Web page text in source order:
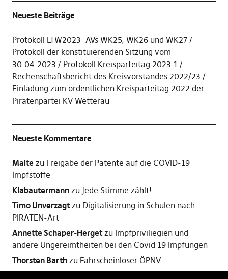
Neueste Beiträge
Protokoll LTW2023_AVs WK25, WK26 und WK27
Protokoll der konstituierenden Sitzung vom
30.04.2023
Protokoll Kreisparteitag 2023.1
Rechenschaftsbericht des Kreisvorstandes 2022/23
Einladung zum ordentlichen Kreisparteitag 2022 der
Piratenpartei KV Wetterau
Neueste Kommentare
Maltezu Freigabe der Patente auf die COVID-19
Impfstoffe
Klabautermannzu Jede Stimme zählt!
Timo Unverzagtzu Digitalisierung in Schulen nach
PIRATEN-Art
Annette Schaper-Hergetzu Impfpriviliegien und
andere Ungereimtheiten bei den Covid 19 Impfungen
Thorsten Barthzu Fahrscheinloser ÖPNV